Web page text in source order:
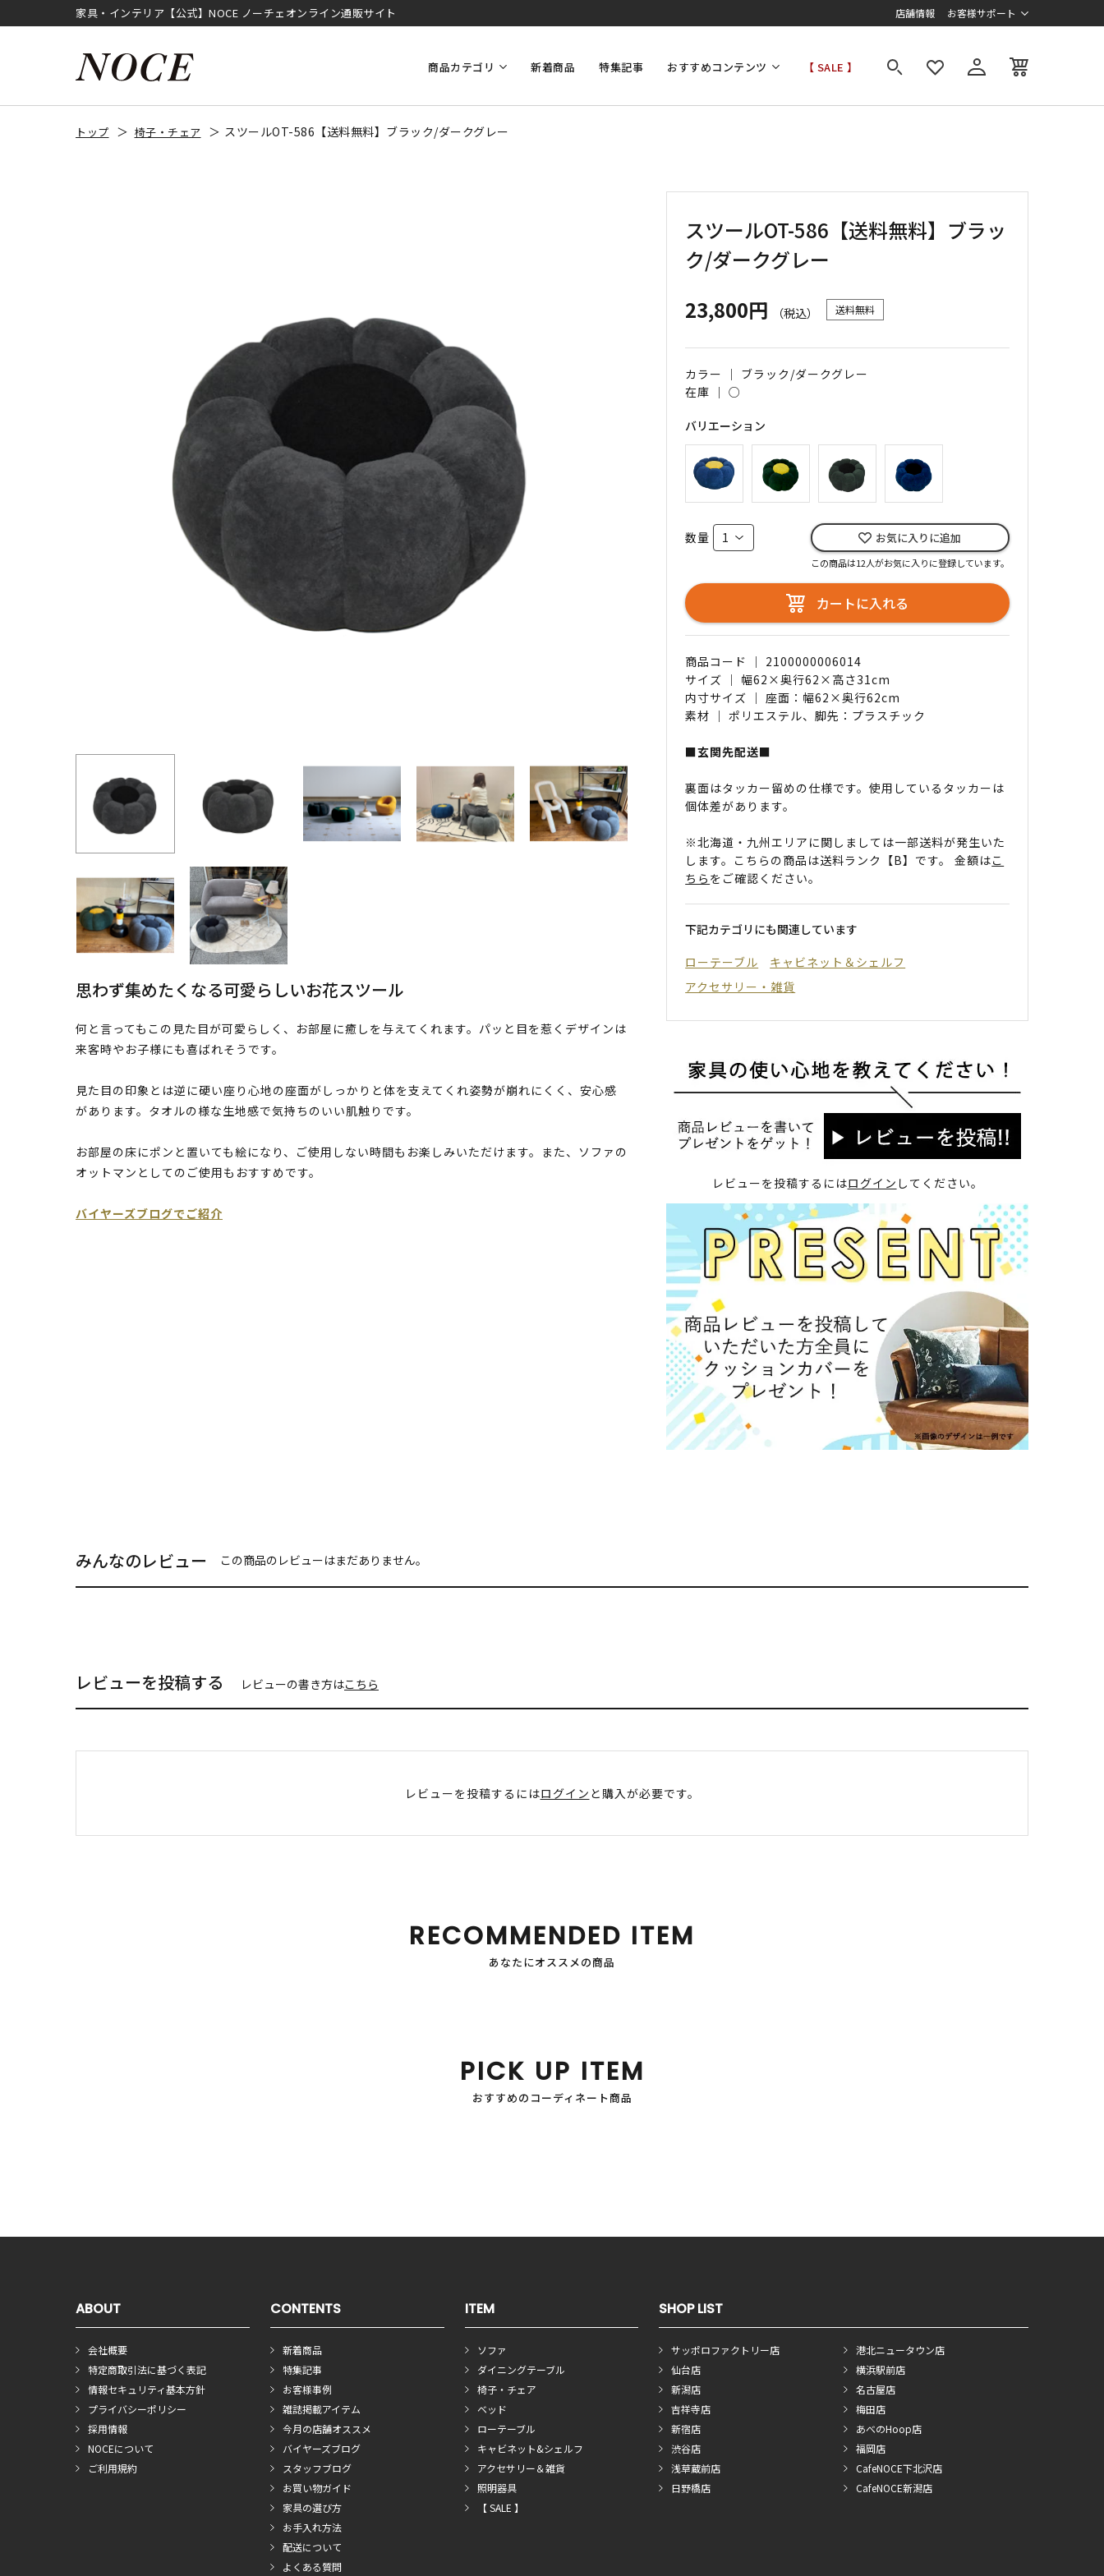
家具・インテリア【公式】NOCE ノーチェオンライン通販サイト 店舗情報 お客様サポート
商品カテゴリ 新着商品 特集記事 おすすめコンテンツ 【 SALE 】
トップ 椅子・チェア スツールOT-586【送料無料】ブラック/ダークグレー
思わず集めたくなる可愛らしいお花スツール
何と言ってもこの見た目が可愛らしく、お部屋に癒しを与えてくれます。パッと目を惹くデザインは
来客時やお子様にも喜ばれそうです。
見た目の印象とは逆に硬い座り心地の座面がしっかりと体を支えてくれ姿勢が崩れにくく、安心感
があります。タオルの様な生地感で気持ちのいい肌触りです。
お部屋の床にポンと置いても絵になり、ご使用しない時間もお楽しみいただけます。また、ソファの
オットマンとしてのご使用もおすすめです。
バイヤーズブログでご紹介
スツールOT-586【送料無料】ブラッ
ク/ダークグレー
23,800円
（税込） 送料無料
カラー ｜ ブラック/ダークグレー
在庫 ｜○
バリエーション
数量 お気に入りに追加
この商品は12人がお気に入りに登録しています。
カートに入れる
商品コード ｜ 2100000006014
サイズ ｜ 幅62×奥行62×高さ31cm
内寸サイズ ｜ 座面：幅62×奥行62cm
素材 ｜ ポリエステル、脚先：プラスチック
■玄関先配送■
裏面はタッカー留めの仕様です。使用しているタッカーは
個体差があります。
※北海道・九州エリアに関しましては一部送料が発生いた
します。こちらの商品は送料ランク【B】です。 金額はこ
ちら をご確認ください。
下記カテゴリにも関連しています
ローテーブル
キャビネット＆シェルフ
アクセサリー・雑貨
レビューを投稿するにはログイン してください。
みんなのレビュー この商品のレビューはまだありません。
レビューを投稿する レビューの書き方はこちら
レビューを投稿するにはログイン と購入が必要です。
RECOMMENDED ITEM
あなたにオススメの商品
PICK UP ITEM
おすすめのコーディネート商品
ABOUT
会社概要
特定商取引法に基づく表記
情報セキュリティ基本方針
プライバシーポリシー
採用情報
NOCEについて
ご利用規約
CONTENTS
新着商品
特集記事
お客様事例
雑誌掲載アイテム
今月の店舗オススメ
バイヤーズブログ
スタッフブログ
お買い物ガイド
家具の選び方
お手入れ方法
配送について
よくある質問
ITEM
ソファ
ダイニングテーブル
椅子・チェア
ベッド
ローテーブル
キャビネット&シェルフ
アクセサリー＆雑貨
照明器具
【 SALE 】
SHOP LIST
サッポロファクトリー店
仙台店
新潟店
吉祥寺店
新宿店
渋谷店
浅草蔵前店
日野橋店
港北ニュータウン店
横浜駅前店
名古屋店
梅田店
あべのHoop店
福岡店
CafeNOCE下北沢店
CafeNOCE新潟店